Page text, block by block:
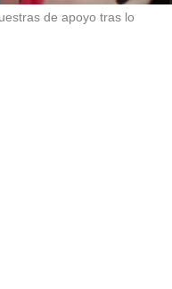
de apoyo tras lo